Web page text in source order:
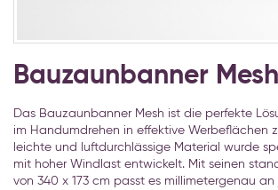
Anfang
der
springen
Bauzaunbanner Mesh
Das Bauzaunbanner Mesh ist die perfekte
im Handumdrehen in effektive Werbeflächen
leichte und luftdurchlässige Material wurde
mit hoher Windlast entwickelt. Mit seinen
von 340 x 173 cm passt es millimetergenau an